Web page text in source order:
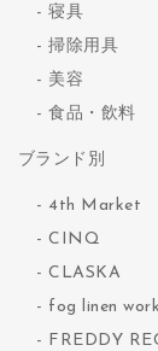
寝具
掃除用具
美容
食品・飲料
ブランド別
4th Market
CINQ
CLASKA
fog linen work
FREDDY